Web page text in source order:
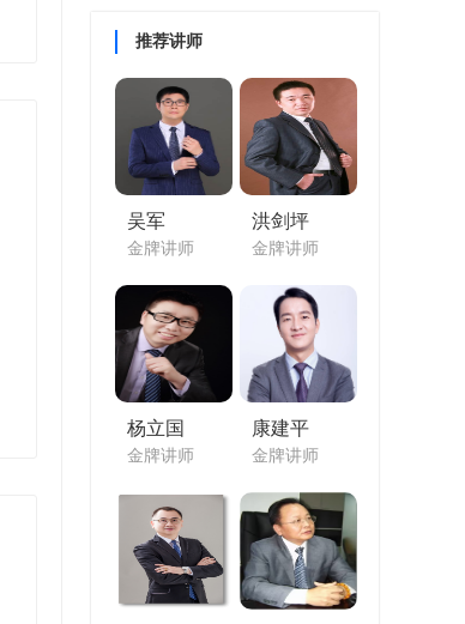
推荐讲师
吴军
金牌讲师
洪剑坪
金牌讲师
杨立国
金牌讲师
康建平
金牌讲师